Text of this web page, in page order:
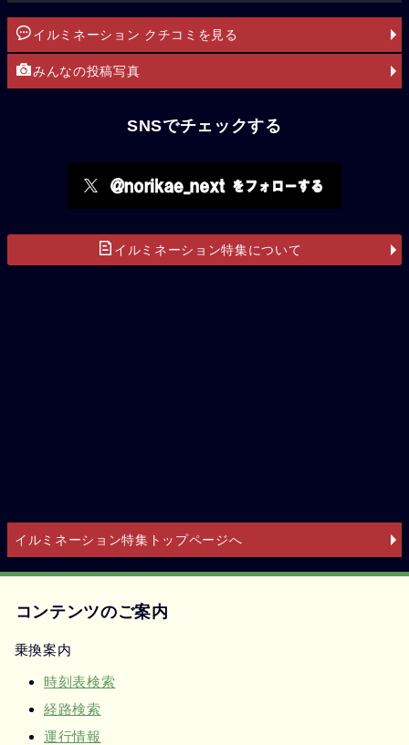
イルミネーション クチコミを見る
みんなの投稿写真
SNSでチェックする
イルミネーション特集について
イルミネーション特集トップページへ
コンテンツのご案内
乗換案内
時刻表検索
経路検索
運行情報